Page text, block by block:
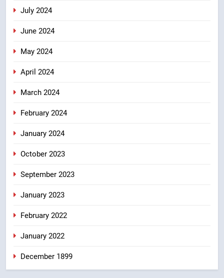
July 2024
June 2024
May 2024
April 2024
March 2024
February 2024
January 2024
October 2023
September 2023
January 2023
February 2022
January 2022
December 1899